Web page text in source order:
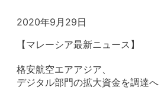
2020年9月29日
【マレーシア最新ニュース】
格安航空エアアジア、
デジタル部門の拡大資金を調達へ